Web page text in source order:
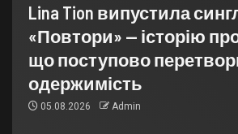
Lina Tion випустила
«Повтори» — історію
що поступово
одержимість
05.08.2026 Admin